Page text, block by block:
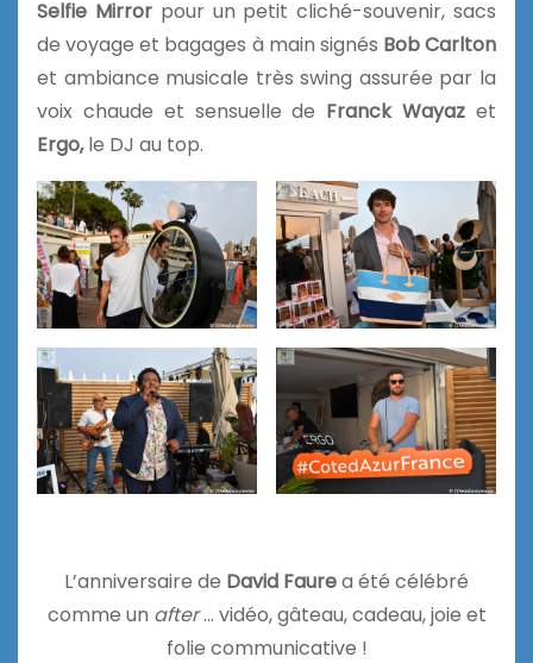
Selfie Mirrorpour un petit cliché-souvenir, sacs
de voyage et bagages à main signés Bob Carlton
et ambiance musicale très swing assurée par la
voix chaude et sensuelle de Franck Wayaz et
Ergo,le DJ au top.
L’anniversaire de David Faurea été célébré
comme un after… vidéo, gâteau, cadeau, joie et
folie communicative !